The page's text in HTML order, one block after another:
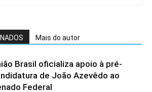
Mais do autor
Brasil oficializa apoio à pré-
de João Azevêdo ao
Federal